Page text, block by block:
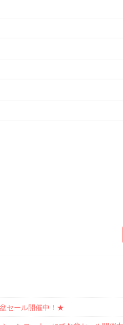
セール開催中！★